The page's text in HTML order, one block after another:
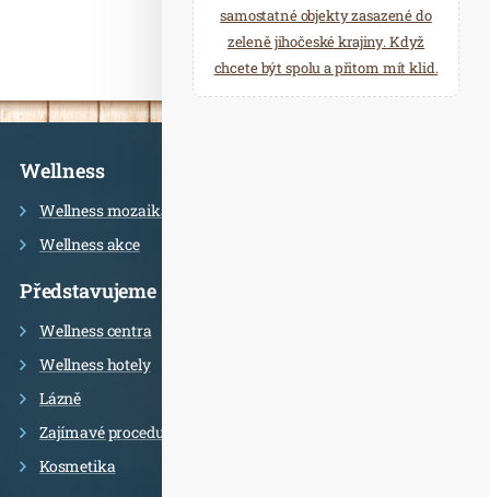
samostatné objekty zasazené do
zeleně jihočeské krajiny. Když
chcete být spolu a přitom mít klid.
Informace
Wellness
Wellness mozaika
Wellness akce
Představujeme
Wellness centra
Wellness hotely
Lázně
Zajímavé procedury
Kosmetika